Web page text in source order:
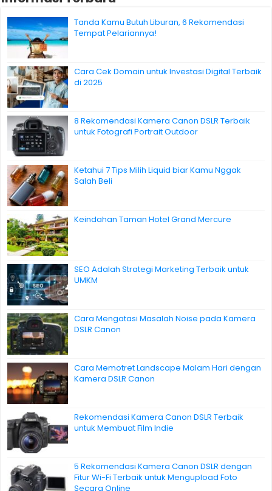
Tanda Kamu Butuh Liburan, 6 Rekomendasi
Tempat Pelariannya!
Cara Cek Domain untuk Investasi Digital Terbaik
di 2025
8 Rekomendasi Kamera Canon DSLR Terbaik
untuk Fotografi Portrait Outdoor
Ketahui 7 Tips Milih Liquid biar Kamu Nggak
Salah Beli
Keindahan Taman Hotel Grand Mercure
SEO Adalah Strategi Marketing Terbaik untuk
UMKM
Cara Mengatasi Masalah Noise pada Kamera
DSLR Canon
Cara Memotret Landscape Malam Hari dengan
Kamera DSLR Canon
Rekomendasi Kamera Canon DSLR Terbaik
untuk Membuat Film Indie
5 Rekomendasi Kamera Canon DSLR dengan
Fitur Wi-Fi Terbaik untuk Mengupload Foto
Secara Online